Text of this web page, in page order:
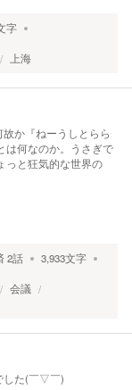
字
上海
か『ねーうしとらら
何なのか。うさぎで
と狂気的な世界の
2話 3,933文字
会議
した(￣▽￣)